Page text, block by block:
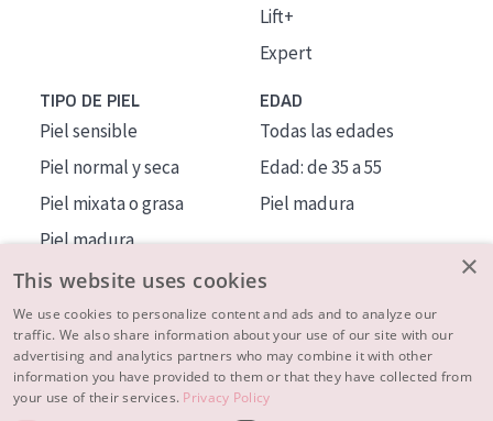
Lift+
Expert
TIPO DE PIEL
Piel sensible
Piel normal y seca
Piel mixata o grasa
Piel madura
Piel expuesta al sol
Piel menopáusica
EDAD
Todas las edades
Edad: de 35 a 55
Piel madura
MÁS SOBRE NOSOTROS
INSPIRACIÓN
×
This website uses cookies
We use cookies to personalize content and ads and to analyze our
traffic. We also share information about your use of our site with our
advertising and analytics partners who may combine it with other
information you have provided to them or that they have collected from
your use of their services. Privacy Policy